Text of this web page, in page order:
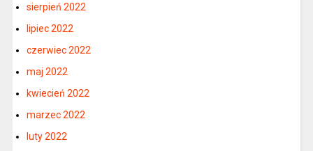
sierpień 2022
lipiec 2022
czerwiec 2022
maj 2022
kwiecień 2022
marzec 2022
luty 2022